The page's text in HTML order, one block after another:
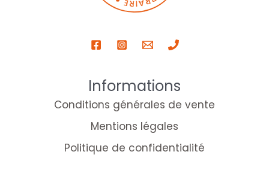
Informations
Conditions générales de vente
Mentions légales
Politique de confidentialité